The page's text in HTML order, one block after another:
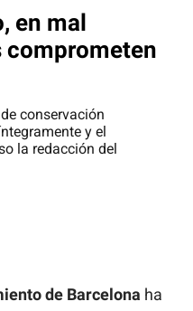
en mal
comprometen
conservación
y el
la redacción del
de Barcelona ha